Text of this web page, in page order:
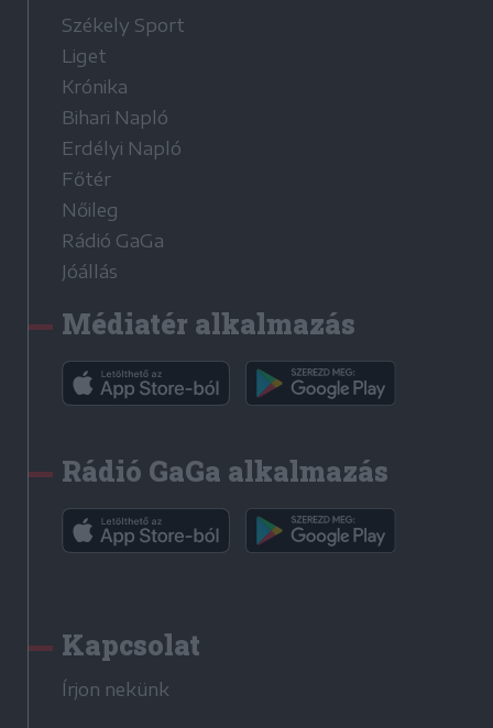
Székely Sport
Liget
Krónika
Bihari Napló
Erdélyi Napló
Főtér
Nőileg
Rádió GaGa
Jóállás
Médiatér alkalmazás
Rádió GaGa alkalmazás
Kapcsolat
Írjon nekünk